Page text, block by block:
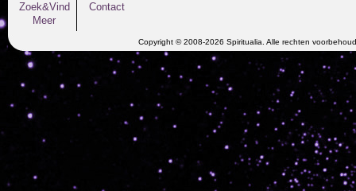
Zoek&Vind
Meer
Contact
Copyright © 2008-2026 Spiritualia. Alle rechten